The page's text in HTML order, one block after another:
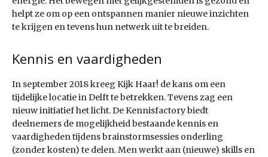
helpt ze om op een ontspannen manier nieuwe inzichten
te krijgen en tevens hun netwerk uit te breiden.
Kennis en vaardigheden
In september 2018 kreeg Kijk Haar! de kans om een
tijdelijke locatie in Delft te betrekken. Tevens zag een
nieuw initiatief het licht. De Kennisfactory biedt
deelnemers de mogelijkheid bestaande kennis en
vaardigheden tijdens brainstormsessies onderling
(zonder kosten) te delen. Men werkt aan (nieuwe) skills en